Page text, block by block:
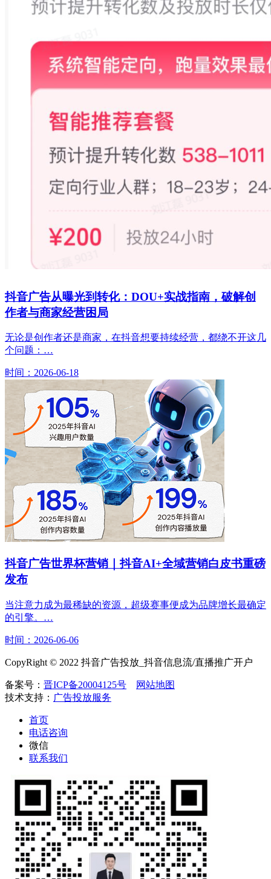
抖音广告从曝光到转化：DOU+实战指南，破解创
作者与商家经营困局
无论是创作者还是商家，在抖音想要持续经营，都绕不开这几
个问题：…
时间：2026-06-18
抖音广告世界杯营销｜抖音AI+全域营销白皮书重磅
发布
当注意力成为最稀缺的资源，超级赛事便成为品牌增长最确定
的引擎。…
时间：2026-06-06
CopyRight © 2022 抖音广告投放_抖音信息流/直播推广开户
备案号： 晋ICP备20004125号
网站地图
技术支持： 广告投放服务
首页
电话咨询
微信
联系我们